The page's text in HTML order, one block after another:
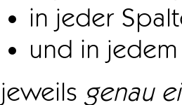
in jeder
und in
jeweils genau